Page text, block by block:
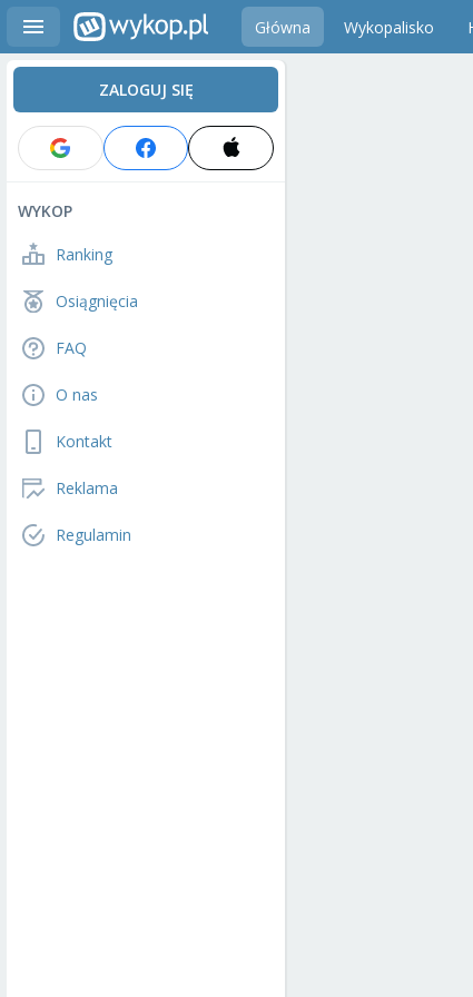
Główna Wykopalisko
ZALOGUJ SIĘ
WYKOP
Ranking
Osiągnięcia
FAQ
O nas
Kontakt
Reklama
Regulamin